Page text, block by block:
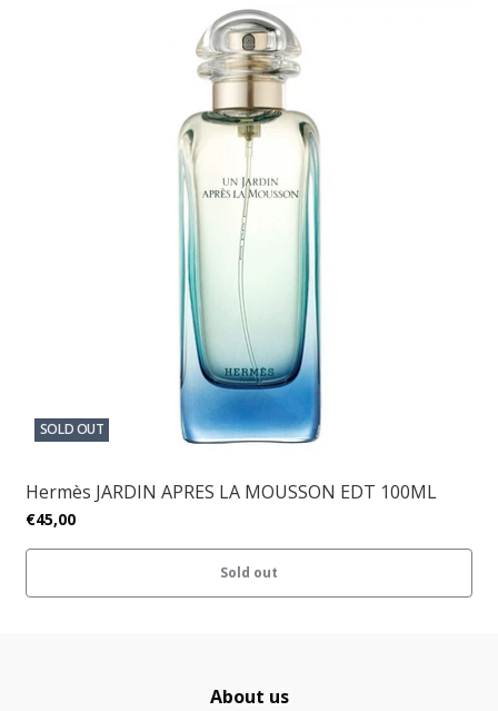
SOLD OUT
Hermès JARDIN APRES LA MOUSSON EDT 100ML
€45,00
Sold out
About us